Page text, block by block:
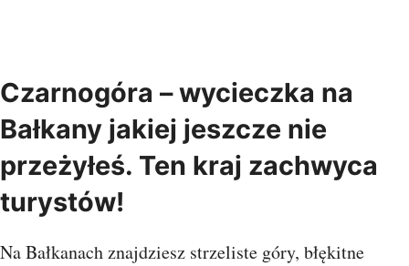
Czarnogóra – wycieczka na
Bałkany jakiej jeszcze nie
przeżyłeś. Ten kraj zachwyca
turystów!
Na Bałkanach znajdziesz strzeliste góry, błękitne